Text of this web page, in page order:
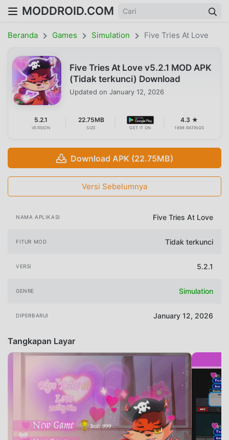
MODDROID.COM
Beranda Games Simulation Five Tries At Love
Five Tries At Love v5.2.1 MOD APK
(Tidak terkunci) Download
Updated on January 12, 2026
5.2.1
VERSION
22.75MB
SIZE GET IT ON
4.3 ★
1698 RATINGS
Download APK (22.75MB)
Versi Sebelumnya
NAMA APLIKASI Five Tries At Love
FITUR MOD Tidak terkunci
VERSI 5.2.1
GENRE Simulation
DIPERBARUI January 12, 2026
Tangkapan Layar